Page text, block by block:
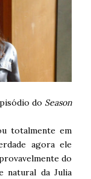
do Season
totalmente em
agora ele
do
natural da Julia